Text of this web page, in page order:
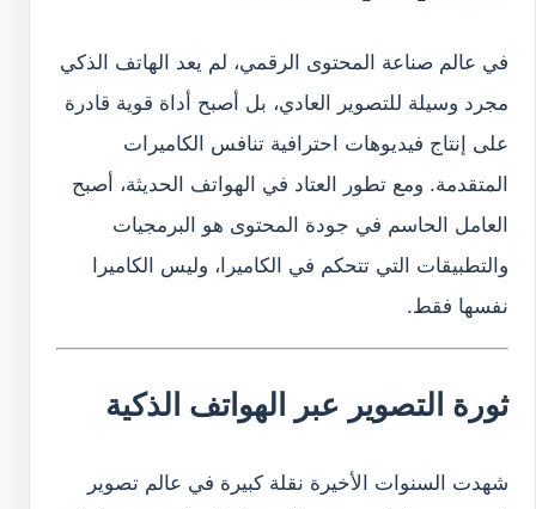
في عالم صناعة المحتوى الرقمي، لم يعد الهاتف الذكي
مجرد وسيلة للتصوير العادي، بل أصبح أداة قوية قادرة
على إنتاج فيديوهات احترافية تنافس الكاميرات
المتقدمة. ومع تطور العتاد في الهواتف الحديثة، أصبح
العامل الحاسم في جودة المحتوى هو البرمجيات
والتطبيقات التي تتحكم في الكاميرا، وليس الكاميرا
نفسها فقط.
ثورة التصوير عبر الهواتف الذكية
شهدت السنوات الأخيرة نقلة كبيرة في عالم تصوير